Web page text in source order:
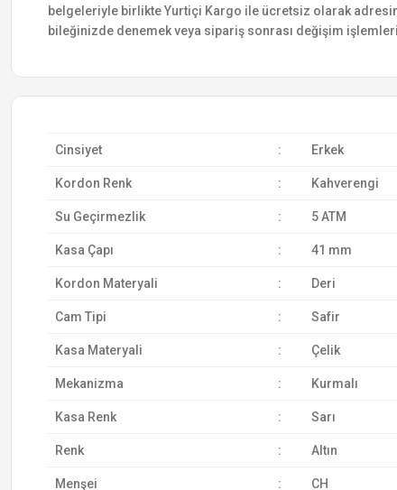
belgeleriyle birlikte Yurtiçi Kargo ile ücretsiz olarak
bileğinizde denemek veya sipariş sonrası değişim
Cinsiyet : Erkek
Kordon Renk : Kahverengi
Su Geçirmezlik : 5 ATM
Kasa Çapı : 41 mm
Kordon Materyali : Deri
Cam Tipi : Safir
Kasa Materyali : Çelik
Mekanizma : Kurmalı
Kasa Renk : Sarı
Renk : Altın
Menşei : CH